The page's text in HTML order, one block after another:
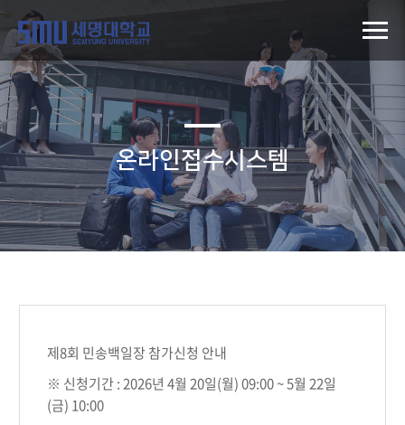
온라인접수시스템
제8회 민송백일장 참가신청 안내
※ 신청기간 : 2026년 4월 20일(월) 09:00 ~ 5월 22일
(금) 10:00